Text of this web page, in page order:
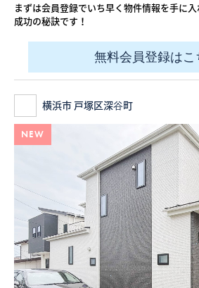
まずは会員登録でいち早く物件情報を手に
成功の秘訣です！
無料会員登録はこ
横浜市 戸塚区深谷町
NEW